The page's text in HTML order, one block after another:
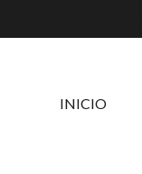
INICIO